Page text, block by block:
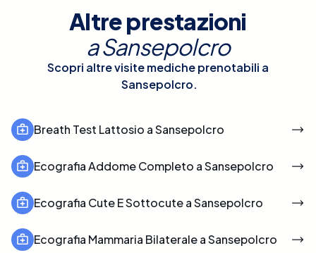
Altre prestazioni
aSansepolcro
Scopri altre visite mediche prenotabili a
Sansepolcro.
Breath Test Lattosio a Sansepolcro
Ecografia Addome Completo a Sansepolcro
Ecografia Cute E Sottocute a Sansepolcro
Ecografia Mammaria Bilaterale a Sansepolcro